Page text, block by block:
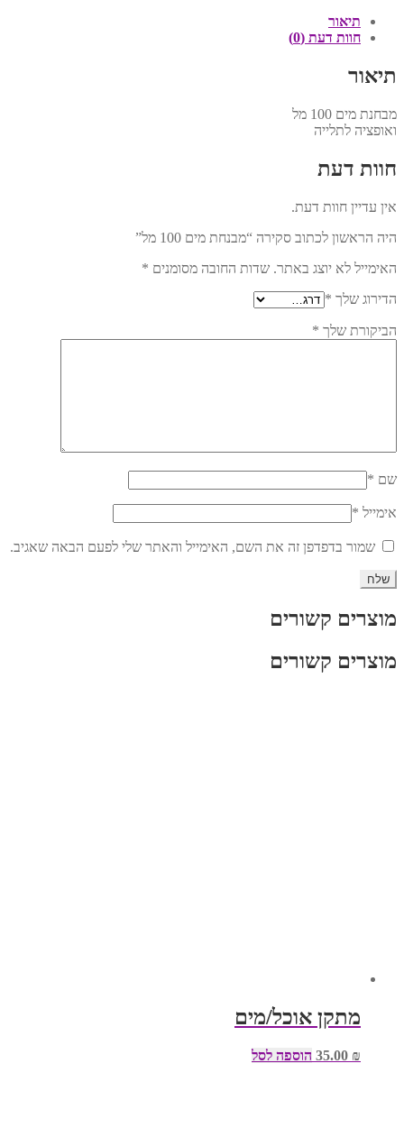
תיאור
חוות דעת (0)
תיאור
מבחנת מים 100 מל
ואופציה לתלייה
חוות דעת
אין עדיין חוות דעת.
היה הראשון לכתוב סקירה “מבנחת מים 100 מל”
האימייל לא יוצג באתר. שדות החובה מסומנים *
הדירוג שלך *
הביקורת שלך *
שם *
אימייל *
שמור בדפדפן זה את השם, האימייל והאתר שלי לפעם הבאה שאגיב.
מוצרים קשורים
מוצרים קשורים
מתקן אוכל/מים
₪ הוספה לסל